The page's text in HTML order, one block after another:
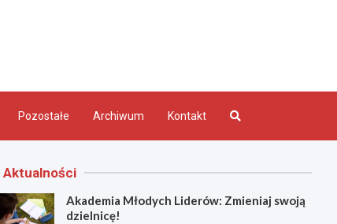
Pozostałe Archiwum Kontakt
Aktualności
Akademia Młodych Liderów: Zmieniaj swoją
dzielnicę!